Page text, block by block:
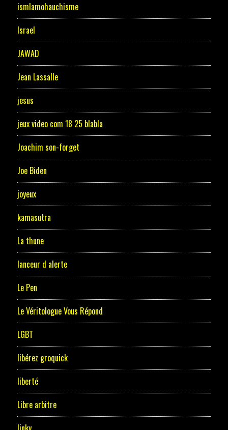
ismlamohauchisme
Israel
JAWAD
Jean Lassalle
jesus
jeux video com 18 25 blabla
Joachim son-forget
Joe Biden
joyeux
kamasutra
La thune
lanceur d alerte
Le Pen
Le Véritologue Vous Répond
LGBT
libérez groquick
liberté
Libre arbitre